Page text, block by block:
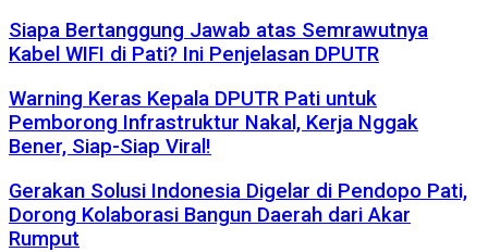
Siapa Bertanggung Jawab atas Semrawutnya
Kabel WIFI di Pati? Ini Penjelasan DPUTR
Warning Keras Kepala DPUTR Pati untuk
Pemborong Infrastruktur Nakal, Kerja Nggak
Bener, Siap-Siap Viral!
Gerakan Solusi Indonesia Digelar di Pendopo Pati,
Dorong Kolaborasi Bangun Daerah dari Akar
Rumput